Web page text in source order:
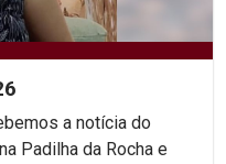
a notícia do
Padilha da Rocha e